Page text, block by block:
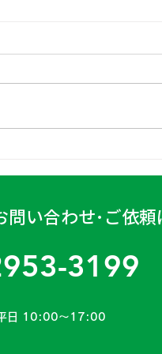
問い合わせ･ご依頼
3199
日 10:00〜17:00